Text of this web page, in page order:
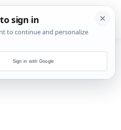
Sign in with Google